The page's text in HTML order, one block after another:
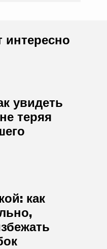
интересно
увидеть
теряя
как